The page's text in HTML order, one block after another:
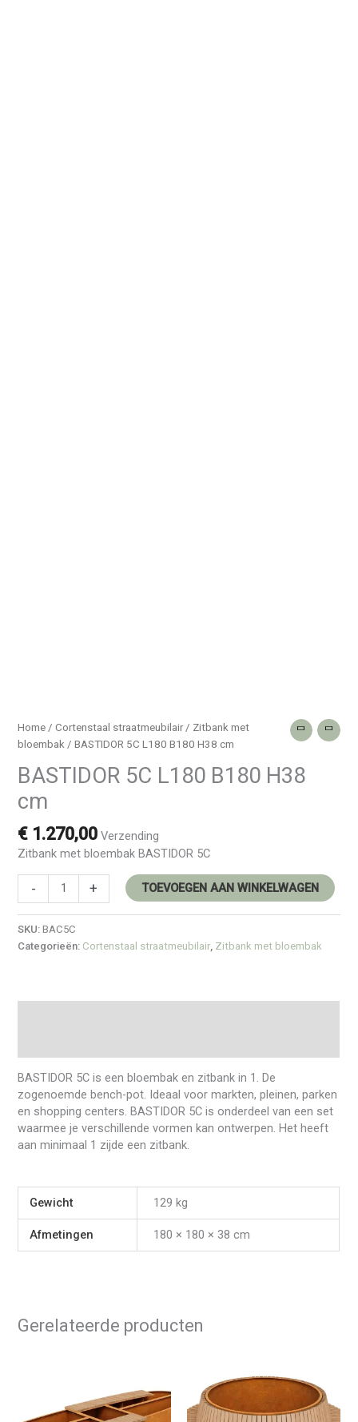
Home /Cortenstaal straatmeubilair/ Zitbank met
bloembak / BASTIDOR 5C L180 B180 H38 cm
BASTIDOR 5C L180 B180 H38
cm
€ 1.270,00 Verzending
Zitbank met bloembak BASTIDOR 5C
-
BASTIDOR
L180
B180
H38
+ TOEVOEGEN AAN WINKELWAGEN
SKU:BAC5C
Categorieën: Cortenstaal straatmeubilair Zitbank met bloembak
BASTIDOR 5C is een bloembak en zitbank in 1. De
zogenoemde bench-pot. Ideaal voor markten, pleinen, parken
en shopping centers. BASTIDOR 5C is onderdeel van een set
waarmee je verschillende vormen kan ontwerpen. Het heeft
aan minimaal 1 zijde een zitbank.
Gewicht 129 kg
Afmetingen 180 × 180 × 38 cm
Gerelateerde producten